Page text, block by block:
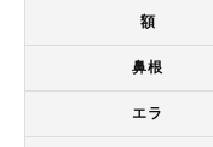
額
鼻根
エラ